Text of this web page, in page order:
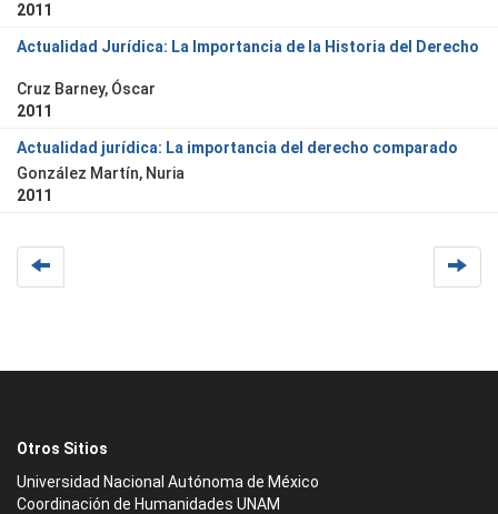
2011
Actualidad Jurídica: La Importancia de la Historia del Derecho
Cruz Barney, Óscar
2011
Actualidad jurídica: La importancia del derecho comparado
González Martín, Nuria
2011
Otros Sitios
Universidad Nacional Autónoma de México
Coordinación de Humanidades UNAM